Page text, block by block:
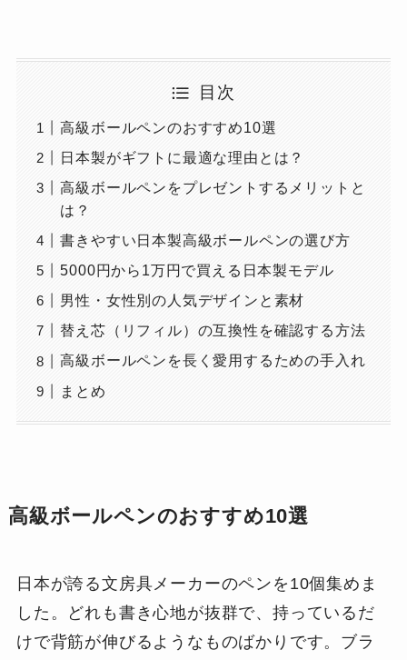
目次
高級ボールペンのおすすめ10選
日本製がギフトに最適な理由とは？
高級ボールペンをプレゼントするメリットと
は？
書きやすい日本製高級ボールペンの選び方
5000円から1万円で買える日本製モデル
男性・女性別の人気デザインと素材
替え芯（リフィル）の互換性を確認する方法
高級ボールペンを長く愛用するための手入れ
まとめ
高級ボールペンのおすすめ10選
日本が誇る文房具メーカーのペンを10個集めま
した。どれも書き心地が抜群で、持っているだ
けで背筋が伸びるようなものばかりです。ブラ